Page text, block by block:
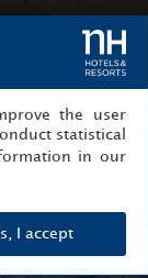
the user
statistical
in our
I accept